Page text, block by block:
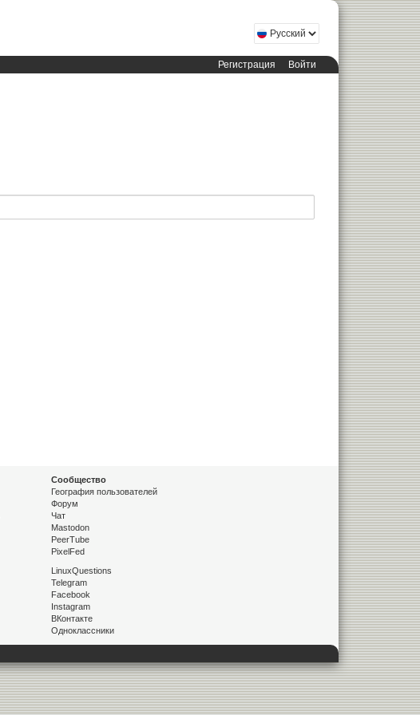
Войти
Регистрация
Сообщество
География пользователей
Форум
Чат
Mastodon
PeerTube
PixelFed
LinuxQuestions
Telegram
Facebook
Instagram
ВКонтакте
Одноклассники